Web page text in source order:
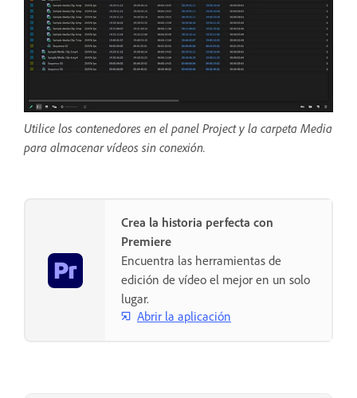
Utilice los contenedores en el panel Project y la carpeta Media
para almacenar vídeos sin conexión.
Crea la historia perfecta con
Premiere
Encuentra las herramientas de
edición de vídeo el mejor en un solo
lugar.
Abrir la aplicación